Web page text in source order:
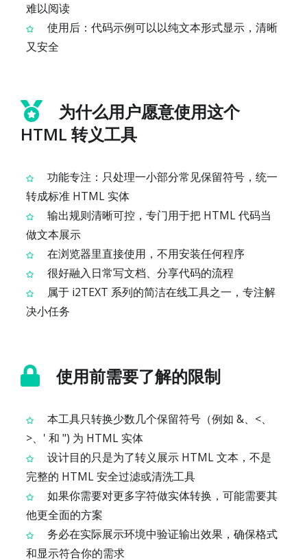
难以阅读
使用后：代码示例可以以纯文本形式显示，清晰
又安全
为什么用户愿意使用这个
HTML 转义工具
功能专注：只处理一小部分常见保留符号，统一
转成标准 HTML 实体
输出规则清晰可控，专门用于把 HTML 代码当
做文本展示
在浏览器里直接使用，不用安装任何程序
很好融入日常写文档、分享代码的流程
属于 i2TEXT 系列的简洁在线工具之一，专注解
决小任务
使用前需要了解的限制
本工具只转换少数几个保留符号（例如 &、<、
>、' 和 ") 为 HTML 实体
设计目的只是为了转义展示 HTML 文本，不是
完整的 HTML 安全过滤或清洗工具
如果你需要对更多字符做实体转换，可能需要其
他更全面的方案
务必在实际展示环境中验证输出效果，确保格式
和显示符合你的需求